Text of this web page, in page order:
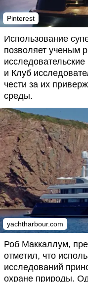
Pinterest
Использование
позволяет ученым
и Клуб
чести за их
среды.
yachtharbour.com
Роб Маккаллум,
отметил, что
исследований
охране природы.